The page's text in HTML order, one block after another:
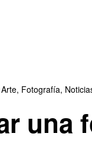
, Fotografía,
una